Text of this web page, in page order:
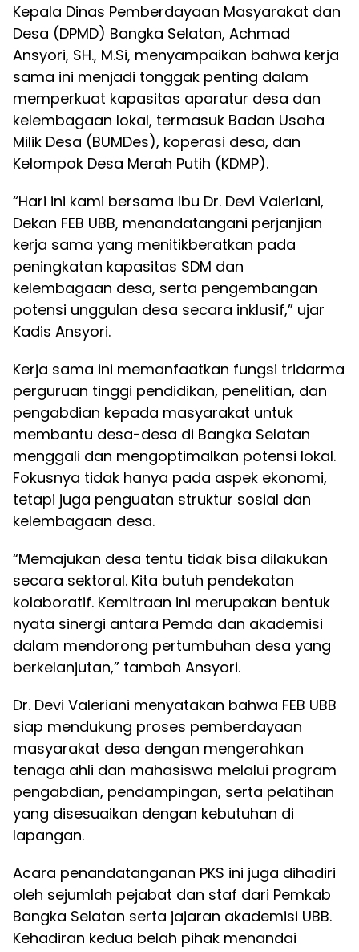
Kepala Dinas Pemberdayaan Masyarakat dan
Desa (DPMD) Bangka Selatan, Achmad
Ansyori, SH., M.Si, menyampaikan bahwa kerja
sama ini menjadi tonggak penting dalam
memperkuat kapasitas aparatur desa dan
kelembagaan lokal, termasuk Badan Usaha
Milik Desa (BUMDes), koperasi desa, dan
Kelompok Desa Merah Putih (KDMP).
“Hari ini kami bersama Ibu Dr. Devi Valeriani,
Dekan FEB UBB, menandatangani perjanjian
kerja sama yang menitikberatkan pada
peningkatan kapasitas SDM dan
kelembagaan desa, serta pengembangan
potensi unggulan desa secara inklusif,” ujar
Kadis Ansyori.
Kerja sama ini memanfaatkan fungsi tridarma
perguruan tinggi pendidikan, penelitian, dan
pengabdian kepada masyarakat untuk
membantu desa-desa di Bangka Selatan
menggali dan mengoptimalkan potensi lokal.
Fokusnya tidak hanya pada aspek ekonomi,
tetapi juga penguatan struktur sosial dan
kelembagaan desa.
“Memajukan desa tentu tidak bisa dilakukan
secara sektoral. Kita butuh pendekatan
kolaboratif. Kemitraan ini merupakan bentuk
nyata sinergi antara Pemda dan akademisi
dalam mendorong pertumbuhan desa yang
berkelanjutan,” tambah Ansyori.
Dr. Devi Valeriani menyatakan bahwa FEB UBB
siap mendukung proses pemberdayaan
masyarakat desa dengan mengerahkan
tenaga ahli dan mahasiswa melalui program
pengabdian, pendampingan, serta pelatihan
yang disesuaikan dengan kebutuhan di
lapangan.
Acara penandatanganan PKS ini juga dihadiri
oleh sejumlah pejabat dan staf dari Pemkab
Bangka Selatan serta jajaran akademisi UBB.
Kehadiran kedua belah pihak menandai